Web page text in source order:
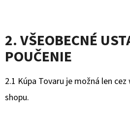
2. VŠEOBECNÉ
POUČENIE
2.1 Kúpa Tovaru je možná len
shopu.